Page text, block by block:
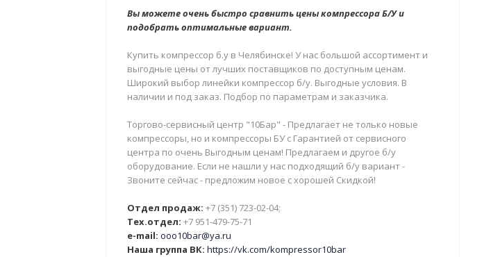
Вы можете очень быстро сравнить цены компрессора Б/У и
подобрать оптимальные вариант.
Купить компрессор б.у в Челябинске! У нас большой ассортимент и
выгодные цены от лучших поставщиков по доступным ценам.
Широкий выбор линейки компрессор б/у. Выгодные условия. В
наличии и под заказ. Подбор по параметрам и заказчика.
Торгово-сервисный центр "10Бар" - Предлагает не только новые
компрессоры, но и компрессоры БУ с Гарантией от сервисного
центра по очень Выгодным ценам! Предлагаем и другое б/у
оборудование. Если не нашли у нас подходящий б/у вариант -
Звоните сейчас - предложим новое с хорошей Скидкой!
Отдел продаж: +7 (351) 723-02-04;
Тех.отдел: +7 951-479-75-71
e-mail: ooo10bar@ya.ru
Наша группа ВК: https://vk.com/kompressor10bar